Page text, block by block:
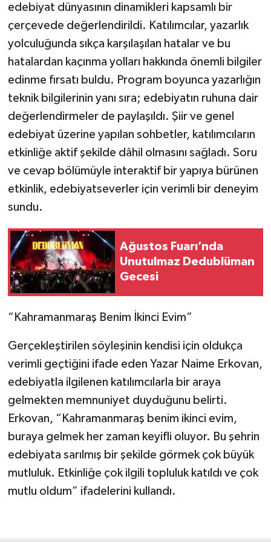
edebiyat dünyasının dinamikleri kapsamlı bir
çerçevede değerlendirildi. Katılımcılar, yazarlık
yolculuğunda sıkça karşılaşılan hatalar ve bu
hatalardan kaçınma yolları hakkında önemli bilgiler
edinme fırsatı buldu. Program boyunca yazarlığın
teknik bilgilerinin yanı sıra; edebiyatın ruhuna dair
değerlendirmeler de paylaşıldı. Şiir ve genel
edebiyat üzerine yapılan sohbetler, katılımcıların
etkinliğe aktif şekilde dâhil olmasını sağladı. Soru
ve cevap bölümüyle interaktif bir yapıya bürünen
etkinlik, edebiyatseverler için verimli bir deneyim
sundu.
Ağustos Fuarı’nda
Unutulmaz Dedublüman
Gecesi
“Kahramanmaraş Benim İkinci Evim”
Gerçekleştirilen söyleşinin kendisi için oldukça
verimli geçtiğini ifade eden Yazar Naime Erkovan,
edebiyatla ilgilenen katılımcılarla bir araya
gelmekten memnuniyet duyduğunu belirti.
Erkovan, “Kahramanmaraş benim ikinci evim,
buraya gelmek her zaman keyifli oluyor. Bu şehrin
edebiyata sarılmış bir şekilde görmek çok büyük
mutluluk. Etkinliğe çok ilgili topluluk katıldı ve çok
mutlu oldum” ifadelerini kullandı.